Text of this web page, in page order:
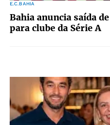
E.C.BAHIA
Bahia anuncia saída
para clube da Série A